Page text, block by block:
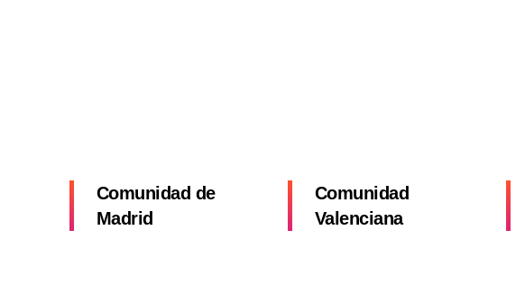
Comunidad de
Madrid
Comunidad
Valenciana